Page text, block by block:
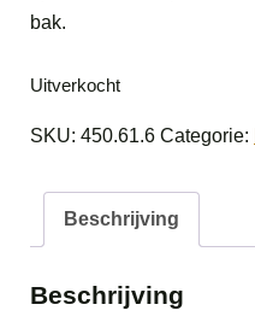
bak.
Uitverkocht
SKU: 450.61.6 Categorie:
Beschrijving
Beschrijving